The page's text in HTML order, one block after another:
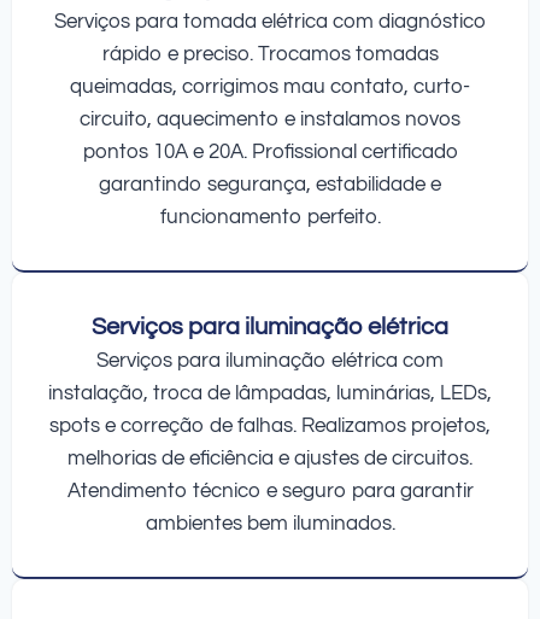
Serviços para tomada elétrica com diagnóstico
rápido e preciso. Trocamos tomadas
queimadas, corrigimos mau contato, curto-
circuito, aquecimento e instalamos novos
pontos 10A e 20A. Profissional certificado
garantindo segurança, estabilidade e
funcionamento perfeito.
Serviços para iluminação elétrica
Serviços para iluminação elétrica com
instalação, troca de lâmpadas, luminárias, LEDs,
spots e correção de falhas. Realizamos projetos,
melhorias de eficiência e ajustes de circuitos.
Atendimento técnico e seguro para garantir
ambientes bem iluminados.